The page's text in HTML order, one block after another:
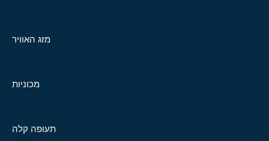
מזג האוויר
מכוניות
תעופה קלה